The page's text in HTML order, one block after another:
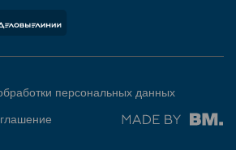
персональных данных